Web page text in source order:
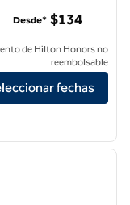
Orange County Airport
Desde* $134
de Hilton Honors no
reembolsable
fechas